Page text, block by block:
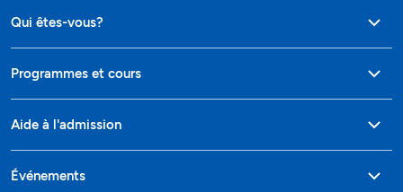
Qui êtes-vous?
Programmes et cours
Aide à l'admission
Événements